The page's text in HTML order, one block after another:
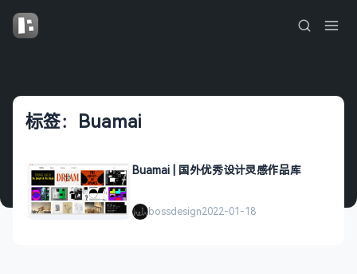
标签：Buamai
Buamai | 国外优秀设计灵感作品库
bossdesign2022-01-18